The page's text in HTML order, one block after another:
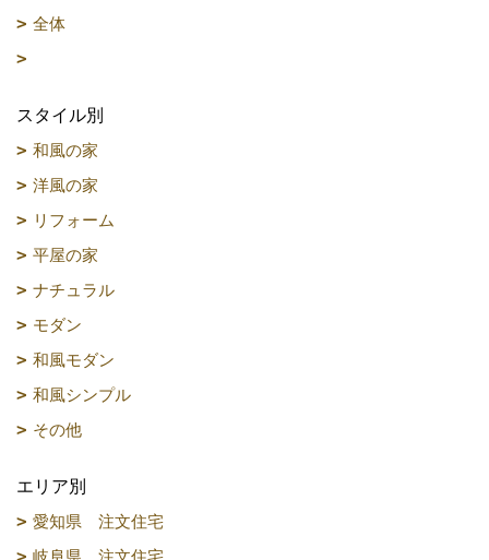
全体
スタイル別
和風の家
洋風の家
リフォーム
平屋の家
ナチュラル
モダン
和風モダン
和風シンプル
その他
エリア別
愛知県 注文住宅
岐阜県 注文住宅